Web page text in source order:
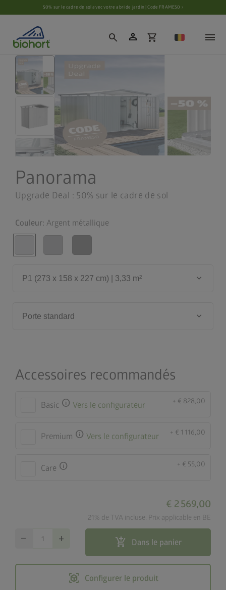
Paramètres des cookies50% sur le cadre de sol avec votre abri de jardin | Code FRAME50 ›
search person shopping_cart
Panorama
Upgrade Deal : 50% sur le cadre de sol
Couleur: Argent métallique
P1 (273 x 158 x 227 cm) | 3,33 m² keyboard_arrow_down
Porte standard keyboard_arrow_down
Accessoires recommandés
Basic info Vers le configurateur + € 828,00
Premium info Vers le configurateur + € 1 116,00
Care info + € 55,00
€ 2 569,00
21% de TVA incluse. Prix applicable en BE
remove add add_shopping_cart Dans le panier
view_in_ar Configurer le produit